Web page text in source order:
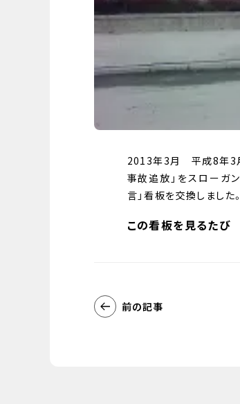
2013年3月 平成8年3月
事故追放」をスローガ
言」看板を交換しました。
この看板を見るたび
前の記事